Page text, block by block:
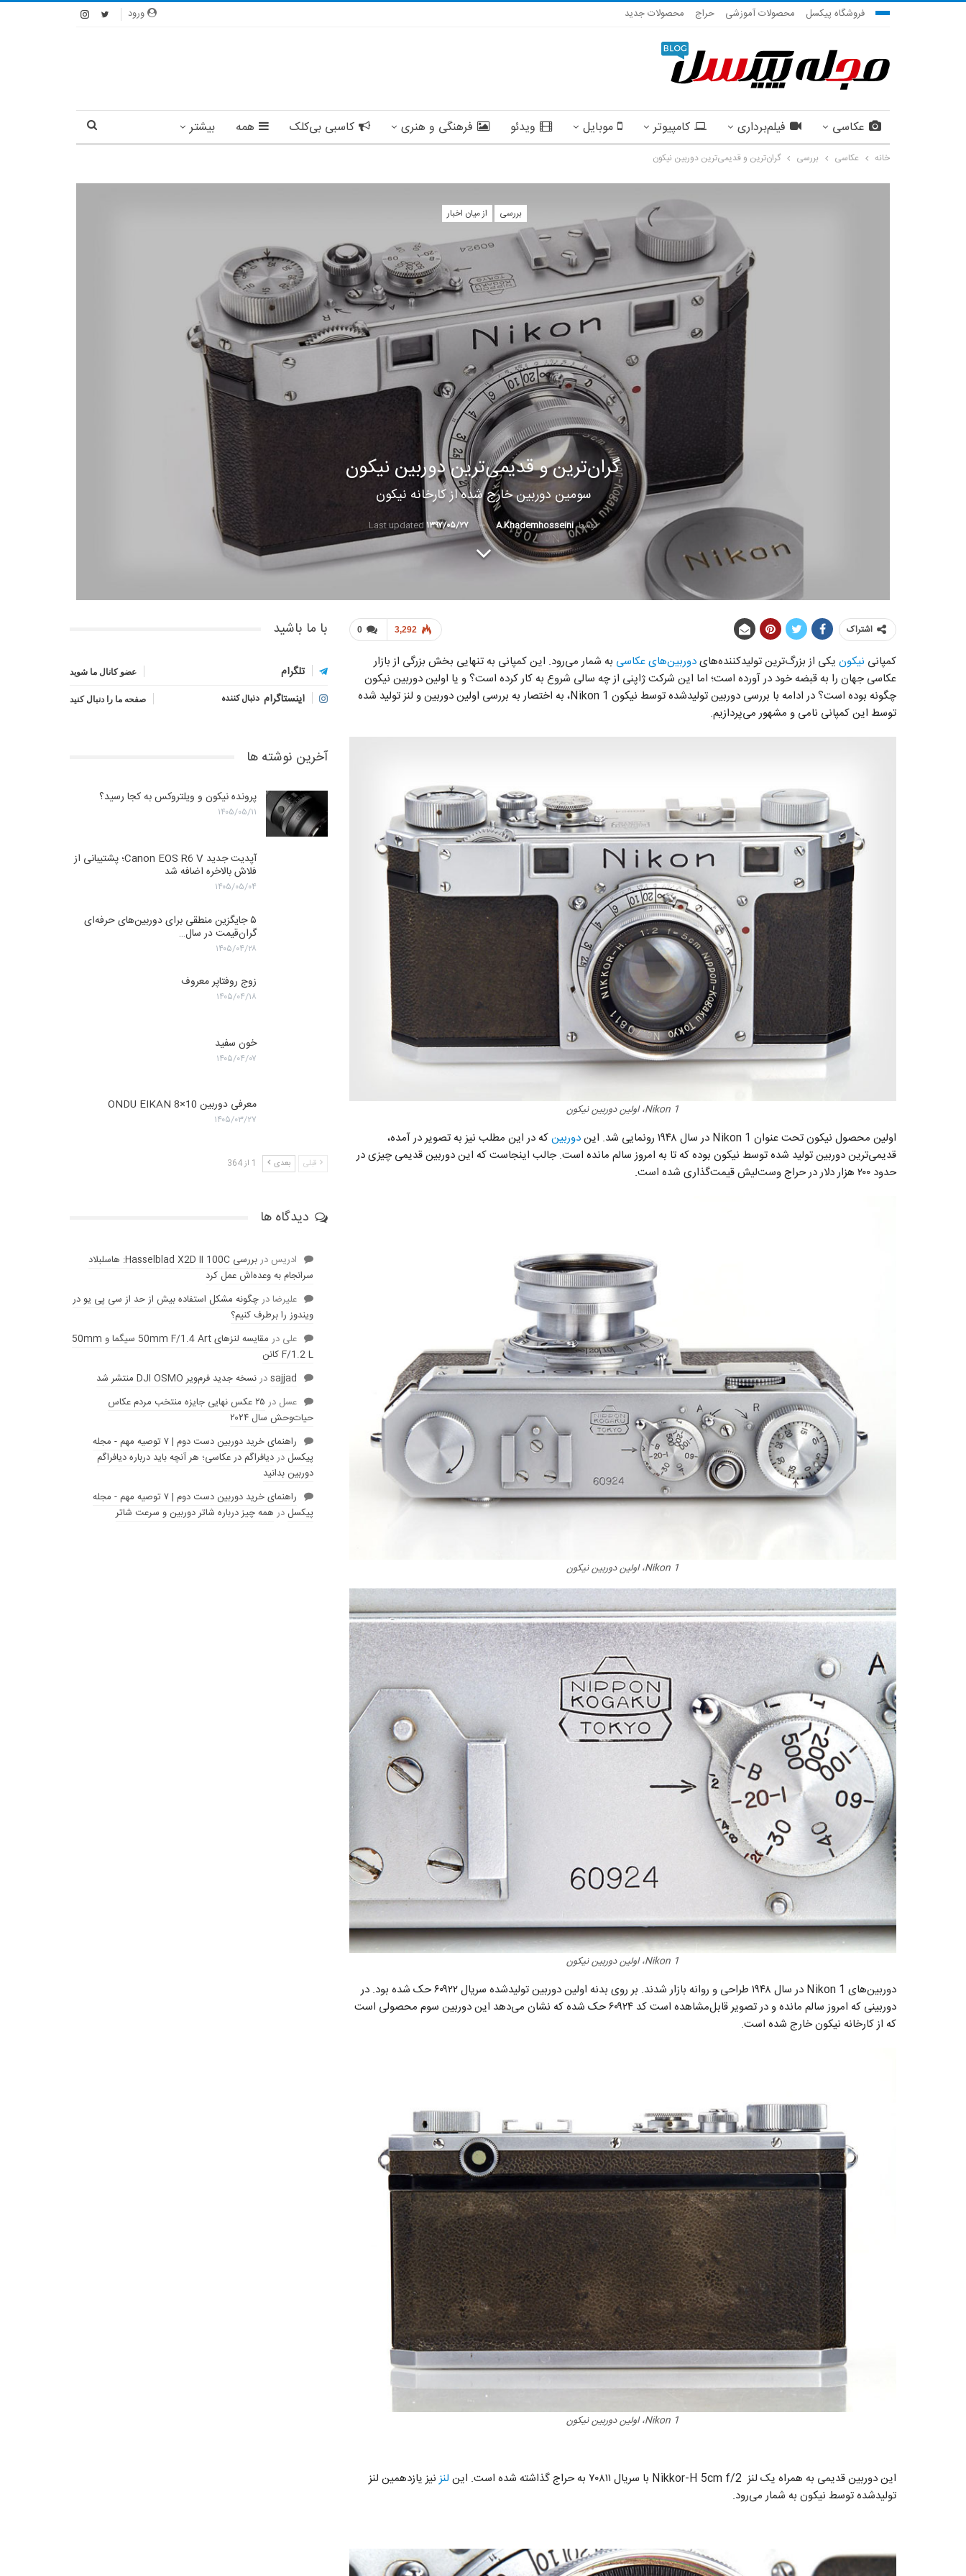
ورود فروشگاه پیکسل محصولات آموزشی حراج محصولات جدید
عکاسی فیلم‌برداری کامپیوتر موبایل ویدئو فرهنگی و هنری کاسبی بی‌کلک همه بیشتر
خانه عکاسی بررسی گران‌ترین و قدیمی‌ترین دوربین نیکون
بررسی از میان اخبار
گران‌ترین و قدیمی‌ترین دوربین نیکون
سومین دوربین خارج شده از کارخانه نیکون
توسطA.khademhosseini
Last updated ۱۳۹۷/۰۵/۲۷
0 3,292 اشتراک
کمپانی نیکون یکی از بزرگ‌ترین تولید‌کننده‌هایدوربین‌های عکاسی به شمار می‌رود. این کمپانی به تنهایی بخش بزرگی از بازار
عکاسی جهان را به قبضه خود در آورده است؛ اما این شرکت ژاپنی از چه سالی شروع به کار کرده است؟ و یا اولین دوربین نیکون
چگونه بوده است؟ در ادامه با بررسی دوربین تولیدشده توسط نیکون Nikon 1، به اختصار به بررسی اولین دوربین و لنز تولید شده
توسط این کمپانی نامی و مشهور می‌پردازیم.
Nikon 1، اولین دوربین نیکون
اولین محصول نیکون تحت عنوان Nikon 1 در سال ۱۹۴۸ رونمایی شد. این دوربینکه در این مطلب نیز به تصویر در آمده،
قدیمی‌ترین دوربین تولید شده توسط نیکون بوده که تا به امروز سالم مانده است. جالب اینجاست که این دوربین قدیمی چیزی در
حدود ۲۰۰ هزار دلار در حراج وست‌لیش قیمت‌گذاری شده است.
Nikon 1، اولین دوربین نیکون
Nikon 1، اولین دوربین نیکون
دوربین‌های Nikon 1 در سال ۱۹۴۸ طراحی و روانه بازار شدند. بر روی بدنه اولین دوربین تولیدشده سریال ۶۰۹۲۲ حک شده بود. در
دوربینی که امروز سالم مانده و در تصویر قابل‌مشاهده است کد ۶۰۹۲۴ حک شده که نشان می‌دهد این دوربین سوم محصولی است
که از کارخانه نیکون خارج شده است.
Nikon 1، اولین دوربین نیکون
این دوربین قدیمی به همراه یک لنز Nikkor-H 5cm f/2 با سریال ۷۰۸۱۱ به حراج گذاشته شده است. این لنز نیز یازدهمین لنز
تولیدشده توسط نیکون به شمار می‌رود.
با ما باشید
تلگرام عضو کانال ما شوید
اینستاگرام دنبال کننده صفحه ما را دنبال کنید
آخرین نوشته ها
پرونده نیکون و ویلتروکس به کجا رسید؟
۱۴۰۵/۰۵/۱۱
آپدیت جدید Canon EOS R6 V؛ پشتیبانی از
فلاش بالاخره اضافه شد
۱۴۰۵/۰۵/۰۴
۵ جایگزین منطقی برای دوربین‌های حرفه‌ای
گران‌قیمت در سال…
۱۴۰۵/۰۴/۲۸
زوج روفتاپر معروف
۱۴۰۵/۰۴/۱۸
خون سفید
۱۴۰۵/۰۴/۰۷
معرفی دوربین ONDU EIKAN 8×10
۱۴۰۵/۰۳/۲۷
قبلی بعدی 1 از 364
دیدگاه ها
ادریس در
بررسی Hasselblad X2D II 100C: هاسلبلاد
سرانجام به وعده‌‌اش عمل کرد
عليرضادرچگونه مشکل استفاده بیش از حد از سی پی یو در
ویندوز را برطرف کنیم؟
علی در
مقایسه لنز‌های 50mm F/1.4 Art سیگما و 50mm
F/1.2 L کانن
sajjadدرنسخه جدید فرم‌ویر DJI OSMO منتشر شد
عسل در
۲۵ عکس نهایی جایزه منتخب مردم عکاس
حیات‌وحش سال ۲۰۲۴
راهنمای خرید دوربین دست دوم | ۷ توصیه مهم - مجله
پیکسلدردیافراگم در عکاسی؛ هر آنچه باید درباره دیافراگم
دوربین بدانید
راهنمای خرید دوربین دست دوم | ۷ توصیه مهم - مجله
پیکسلدر همه چیز درباره شاتر دوربین و سرعت شاتر